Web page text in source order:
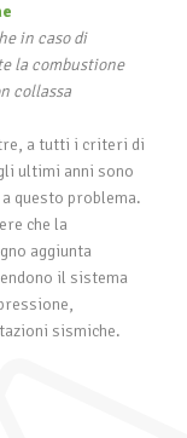
in caso di
la combustione
collassa
a tutti i criteri di
ultimi anni sono
questo problema.
che la
aggiunta
il sistema
sismiche.